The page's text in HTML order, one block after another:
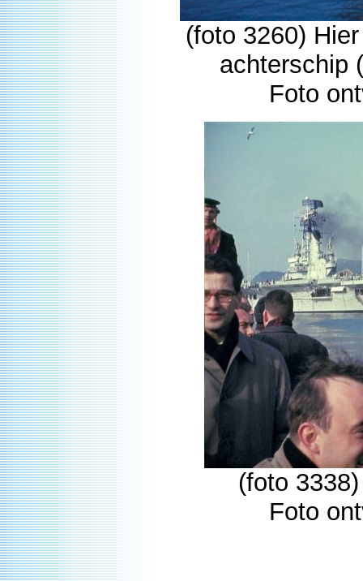
(foto 3260)
achterschip
Foto
(foto
Foto